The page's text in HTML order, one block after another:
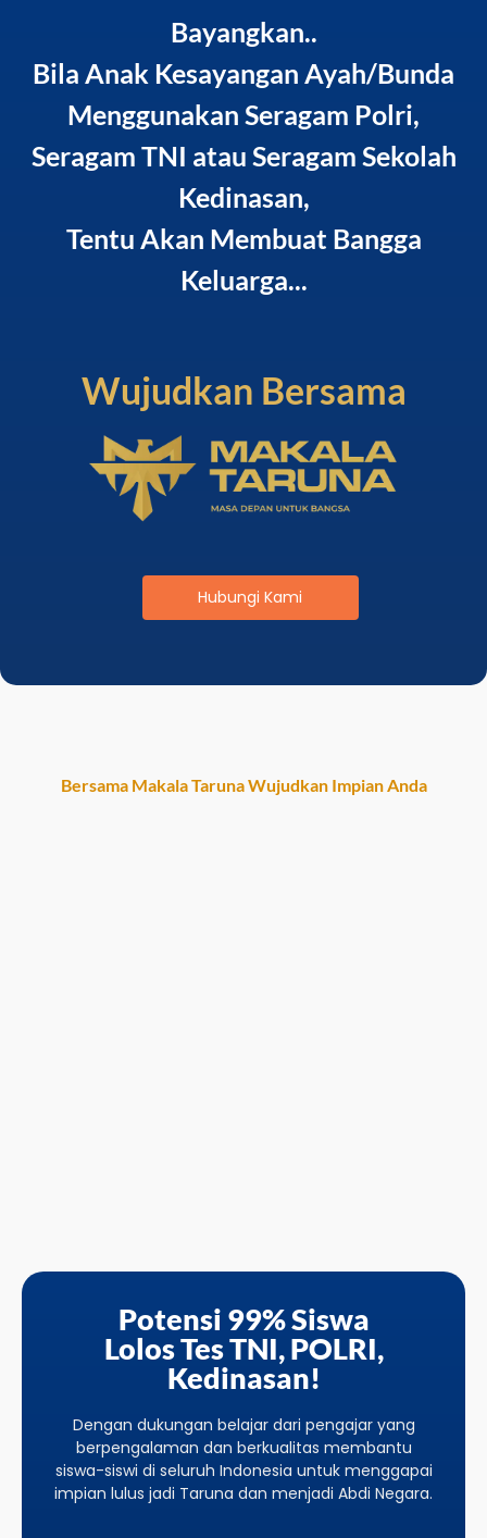
Bayangkan..
Bila Anak Kesayangan Ayah/Bunda
Menggunakan Seragam Polri,
Seragam TNI atau Seragam Sekolah
Kedinasan,
Tentu Akan Membuat Bangga
Keluarga...
Wujudkan Bersama
Hubungi Kami
Bersama Makala Taruna Wujudkan Impian Anda
Potensi 99% Siswa
Lolos Tes TNI, POLRI,
Kedinasan!
Dengan dukungan belajar dari pengajar yang
berpengalaman dan berkualitas membantu
siswa-siswi di seluruh Indonesia untuk menggapai
impian lulus jadi Taruna dan menjadi Abdi Negara.